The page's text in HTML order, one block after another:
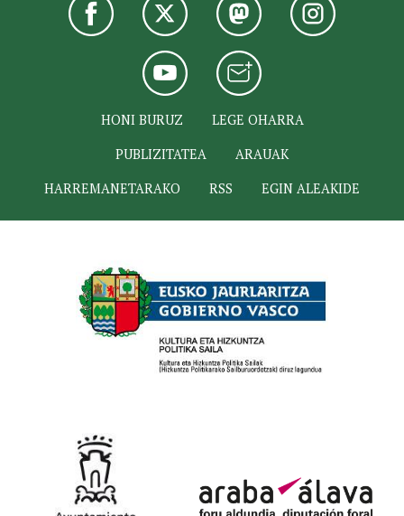
HONI BURUZ
LEGE OHARRA
PUBLIZITATEA
ARAUAK
HARREMANETARAKO
RSS EGIN ALEAKIDE